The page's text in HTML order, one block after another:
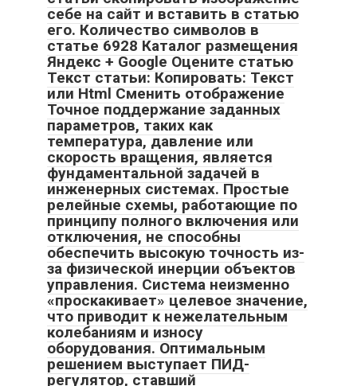
себе на сайт и вставить в статью
его. Количество символов в
статье 6928 Каталог размещения
Яндекс + Google Оцените статью
Текст статьи: Копировать: Текст
или Html Cменить отображение
Точное поддержание заданных
параметров, таких как
температура, давление или
скорость вращения, является
фундаментальной задачей в
инженерных системах. Простые
релейные схемы, работающие по
принципу полного включения или
отключения, не способны
обеспечить высокую точность из-
за физической инерции объектов
управления. Система неизменно
«проскакивает» целевое значение,
что приводит к нежелательным
колебаниям и износу
оборудования. Оптимальным
решением выступает ПИД-
регулятор, ставший